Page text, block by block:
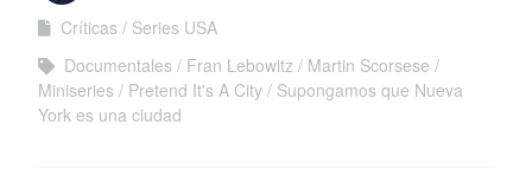
Críticas
Series USA
Documentales
Fran Lebowitz
Martin Scorsese
Miniseries
Pretend It's A City
Supongamos que Nueva
York es una ciudad